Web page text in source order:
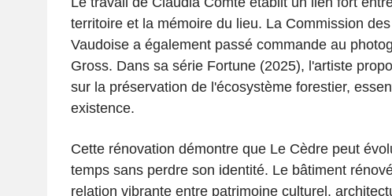
territoire et la mémoire du lieu. La Commission
Vaudoise a également passé commande au
Gross. Dans sa série Fortune (2025), l'artiste
sur la préservation de l'écosystème forestier,
existence.
Cette rénovation démontre que Le Cèdre peut
temps sans perdre son identité. Le bâtiment
relation vibrante entre patrimoine culturel,